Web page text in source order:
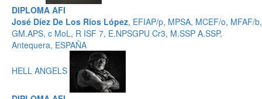
DIPLOMA AFI
José Díez De Los Ríos López, EFIAP/p, MPSA, MCEF/o, MFAF/b,
GM.APS, c MoL, R ISF 7, E.NPSGPU Cr3, M.SSP A.SSP,
Antequera, ESPAÑA
HELL ANGELS